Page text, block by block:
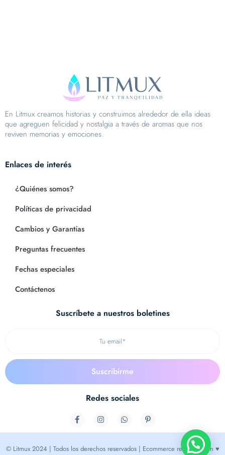
En Litmux creamos historias y construimos alrededor de ella ideas
que agreguen felicidad y nostalgia a través de aromas que nos
reviven memorias y emociones.
Enlaces de interés
¿Quiénes somos?
Políticas de privacidad
Cambios y Garantías
Preguntas frecuentes
Fechas especiales
Contáctenos
Suscríbete a nuestros boletines
Redes sociales
© Litmux 2024 | Todos los derechos reservados | Ecommerce realizado con ♥